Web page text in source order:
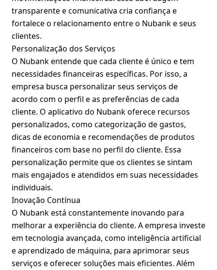
transparente e comunicativa cria confiança e
fortalece o relacionamento entre o Nubank e seus
clientes.
Personalização dos Serviços
O Nubank entende que cada cliente é único e tem
necessidades financeiras específicas. Por isso, a
empresa busca personalizar seus serviços de
acordo com o perfil e as preferências de cada
cliente. O aplicativo do Nubank oferece recursos
personalizados, como categorização de gastos,
dicas de economia e recomendações de produtos
financeiros com base no perfil do cliente. Essa
personalização permite que os clientes se sintam
mais engajados e atendidos em suas necessidades
individuais.
Inovação Contínua
O Nubank está constantemente inovando para
melhorar a experiência do cliente. A empresa investe
em tecnologia avançada, como inteligência artificial
e aprendizado de máquina, para aprimorar seus
serviços e oferecer soluções mais eficientes. Além